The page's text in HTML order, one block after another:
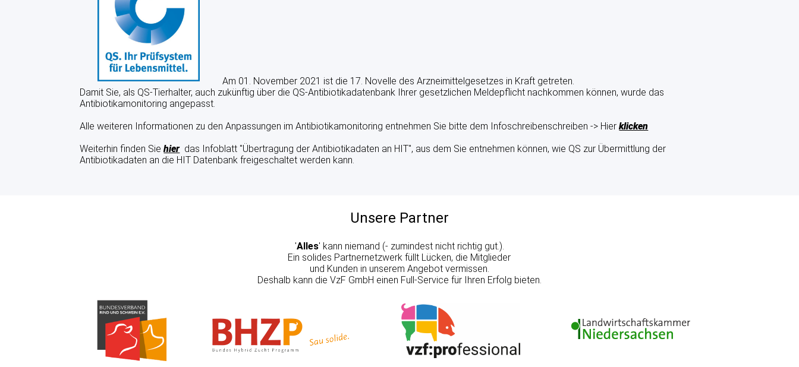
Am 01. November 2021 ist die 17. Novelle des Arzneimittelgesetzes in Kraft getreten.
Damit Sie, als QS-Tierhalter, auch zukünftig über die QS-Antibiotikadatenbank Ihrer gesetzlichen Meldepflicht nachkommen können, wurde das
Antibiotikamonitoring angepasst.
Alle weiteren Informationen zu den Anpassungen im Antibiotikamonitoring entnehmen Sie bitte dem Infoschreibenschreiben -> Hierklicken
Weiterhin finden Siehierdas Infoblatt "Übertragung der Antibiotikadaten an HIT", aus dem Sie entnehmen können, wie QS zur Übermittlung der
Antibiotikadaten an die HIT Datenbank freigeschaltet werden kann.
Unsere Partner
'Alles' kann niemand (- zumindest nicht richtig gut.).
Ein solides Partnernetzwerk füllt Lücken, die Mitglieder
und Kunden in unserem Angebot vermissen.
Deshalb kann die VzF GmbH einen Full-Service für Ihren Erfolg bieten.